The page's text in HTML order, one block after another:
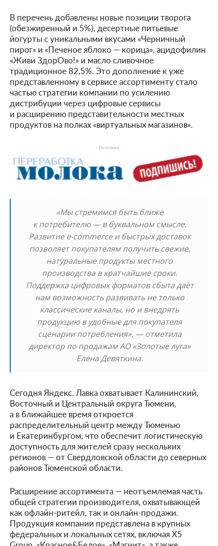
В перечень добавлены новые позиции творога
(обезжиренный и 5%), десертные питьевые
йогурты с уникальными вкусами «Черничный
пирог» и «Печеное яблоко — корица», ацидофилин
«Живи ЗдорОво!» и масло сливочное
традиционное 82,5%. Это дополнение к уже
представленному в сервисе ассортименту стало
частью стратегии компании по усилению
дистрибуции через цифровые сервисы
и расширению представительности местных
продуктов на полках «виртуальных магазинов».
- Реклама -
«Мы стремимся быть ближе
к потребителю — в буквальном смысле.
Развитие e-commerce и быстрых доставок
позволяет покупателям получить свежие,
натуральные продукты местного
производства в кратчайшие сроки.
Поддержка цифровых форматов сбыта даёт
нам возможность развивать не только
классические каналы, но и внедрять
продукцию в удобные для покупателя
сценарии потребления», — отметила
директор по продажам АО «Золотые луга»
Елена Девяткина.
Сегодня Яндекс. Лавка охватывает Калининский,
Восточный и Центральный округа Тюмени,
а в ближайшее время откроется
распределительный центр между Тюменью
и Екатеринбургом, что обеспечит логистическую
доступность для жителей сразу нескольких
регионов — от Свердловской области до северных
районов Тюменской области.
Расширение ассортимента — неотъемлемая часть
общей стратегии производителя, охватывающей
как офлайн-ритейл, так и онлайн-продажи.
Продукция компании представлена в крупных
федеральных и локальных сетях, включая X5